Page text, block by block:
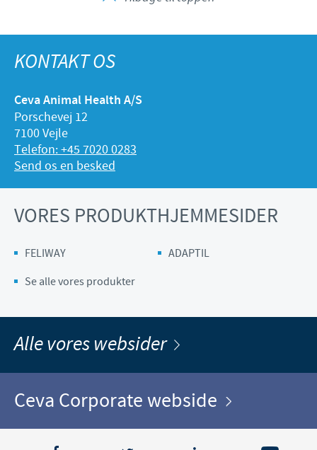
KONTAKT OS
Ceva Animal Health A/S
Porschevej 12
7100 Vejle
Telefon: +45 7020 0283
Send os en besked
VORES PRODUKTHJEMMESIDER
FELIWAY
ADAPTIL
Se alle vores produkter
Alle vores websider
Ceva Corporate webside